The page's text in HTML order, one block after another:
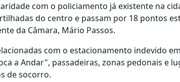
com o policiamento já existente na
do centro e passam por 18 pontos
da Câmara, Mário Passos.
com o estacionamento indevido
a Andar", passadeiras, zonas pedonais e
de socorro.